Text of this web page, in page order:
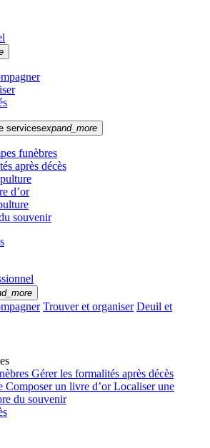
servicesexpand_more
funèbres
après décès
d’or
souvenir
Trouver et organiser Deuil et
Gérer les formalités après décès
Composer un livre d’orLocaliser une
du souvenir